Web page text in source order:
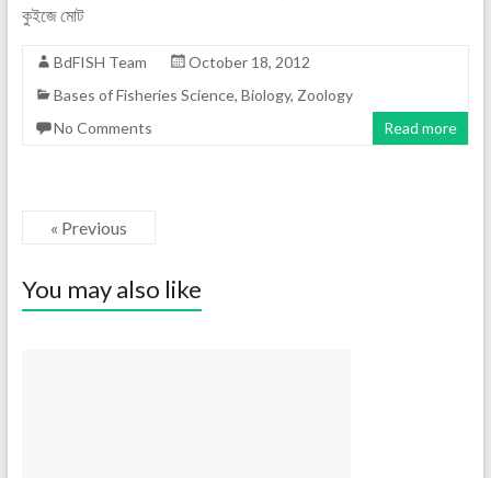
কুইজে মোট
BdFISH Team
October 18, 2012
Bases of Fisheries Science, Biology, Zoology
No Comments
Read more
« Previous
You may also like